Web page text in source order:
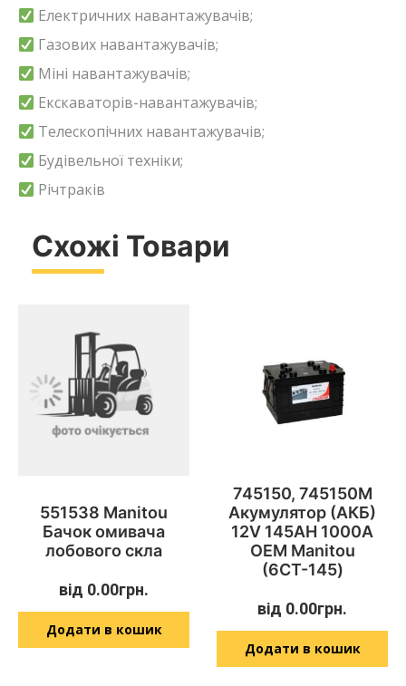
Електричних навантажувачів;
Газових навантажувачів;
Міні навантажувачів;
Екскаваторів-навантажувачів;
Телескопічних навантажувачів;
Будівельної техніки;
Річтраків
Схожі Товари
551538 Manitou
Бачок омивача
лобового скла
від 0.00грн.
Додати в кошик
745150, 745150M
Акумулятор (АКБ)
12V 145AH 1000A
OEM Manitou
(6СТ-145)
від 0.00грн.
Додати в кошик